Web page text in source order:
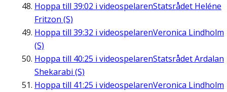
Hoppa till 39:02 i videospelarenStatsrådet Heléne
Fritzon (S)
Hoppa till 39:32 i videospelarenVeronica Lindholm
(S)
Hoppa till 40:25 i videospelarenStatsrådet Ardalan
Shekarabi (S)
Hoppa till 41:25 i videospelarenVeronica Lindholm